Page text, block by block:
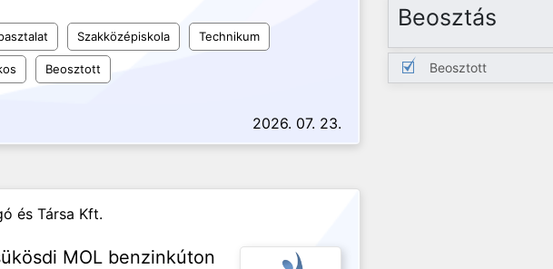
Szakközépiskola Technikum
Beosztott
2026. 07. 23.
és Társa Kft.
MOL benzinkúton
Beosztás
Beosztott